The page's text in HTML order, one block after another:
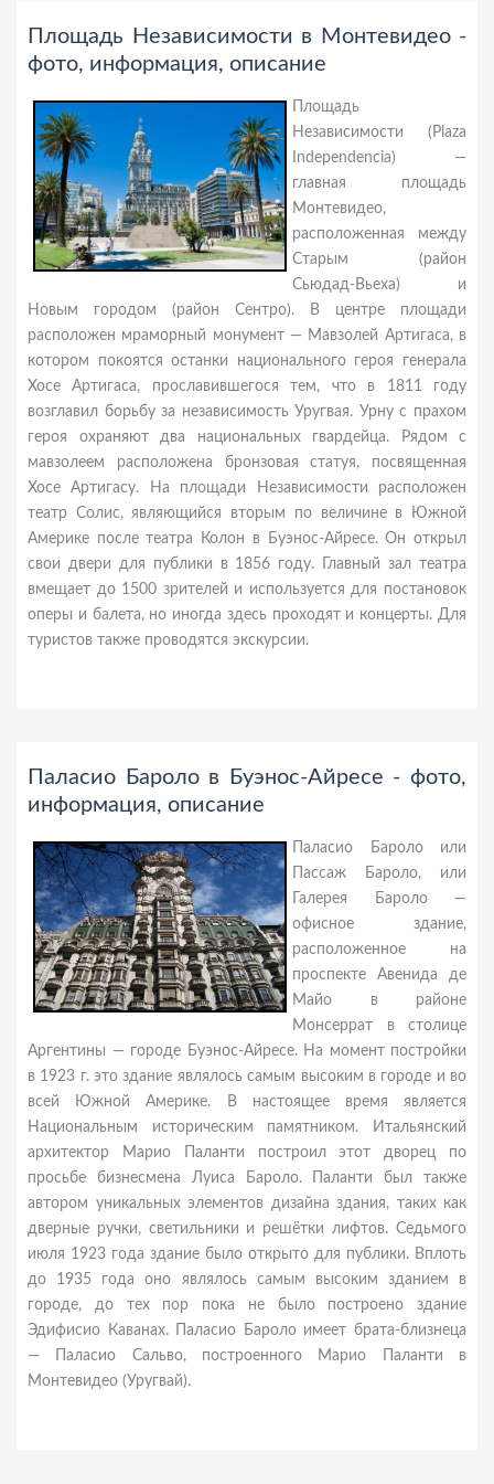
Площадь Независимости в Монтевидео -
фото, информация, описание
Площадь
Независимости (Plaza
Independencia) —
главная площадь
Монтевидео,
расположенная между
Старым (район
Сьюдад-Вьеха) и
Новым городом (район Сентро). В центре площади
расположен мраморный монумент — Мавзолей Артигаса, в
котором покоятся останки национального героя генерала
Хосе Артигаса, прославившегося тем, что в 1811 году
возглавил борьбу за независимость Уругвая. Урну с прахом
героя охраняют два национальных гвардейца. Рядом с
мавзолеем расположена бронзовая статуя, посвященная
Хосе Артигасу. На площади Независимости расположен
театр Солис, являющийся вторым по величине в Южной
Америке после театра Колон в Буэнос-Айресе. Он открыл
свои двери для публики в 1856 году. Главный зал театра
вмещает до 1500 зрителей и используется для постановок
оперы и балета, но иногда здесь проходят и концерты. Для
туристов также проводятся экскурсии.
Паласио Бароло в Буэнос-Айресе - фото,
информация, описание
Паласио Бароло или
Пассаж Бароло, или
Галерея Бароло —
офисное здание,
расположенное на
проспекте Авенида де
Майо в районе
Монсеррат в столице
Аргентины — городе Буэнос-Айресе. На момент постройки
в 1923 г. это здание являлось самым высоким в городе и во
всей Южной Америке. В настоящее время является
Национальным историческим памятником. Итальянский
архитектор Марио Паланти построил этот дворец по
просьбе бизнесмена Луиса Бароло. Паланти был также
автором уникальных элементов дизайна здания, таких как
дверные ручки, светильники и решётки лифтов. Седьмого
июля 1923 года здание было открыто для публики. Вплоть
до 1935 года оно являлось самым высоким зданием в
городе, до тех пор пока не было построено здание
Эдифисио Каванах. Паласио Бароло имеет брата-близнеца
— Паласио Сальво, построенного Марио Паланти в
Монтевидео (Уругвай).